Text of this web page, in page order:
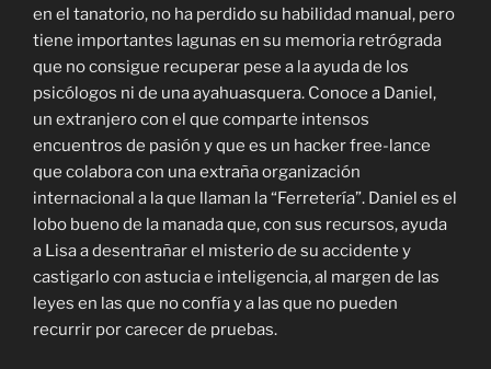
en el tanatorio, no ha perdido su habilidad manual, pero
tiene importantes lagunas en su memoria retrógrada
que no consigue recuperar pese a la ayuda de los
psicólogos ni de una ayahuasquera. Conoce a Daniel,
un extranjero con el que comparte intensos
encuentros de pasión y que es un hacker free-lance
que colabora con una extraña organización
internacional a la que llaman la “Ferretería”. Daniel es el
lobo bueno de la manada que, con sus recursos, ayuda
a Lisa a desentrañar el misterio de su accidente y
castigarlo con astucia e inteligencia, al margen de las
leyes en las que no confía y a las que no pueden
recurrir por carecer de pruebas.